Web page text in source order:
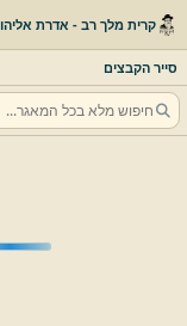
קרית מלך רב - אדרת אליהו
סייר הקבצים